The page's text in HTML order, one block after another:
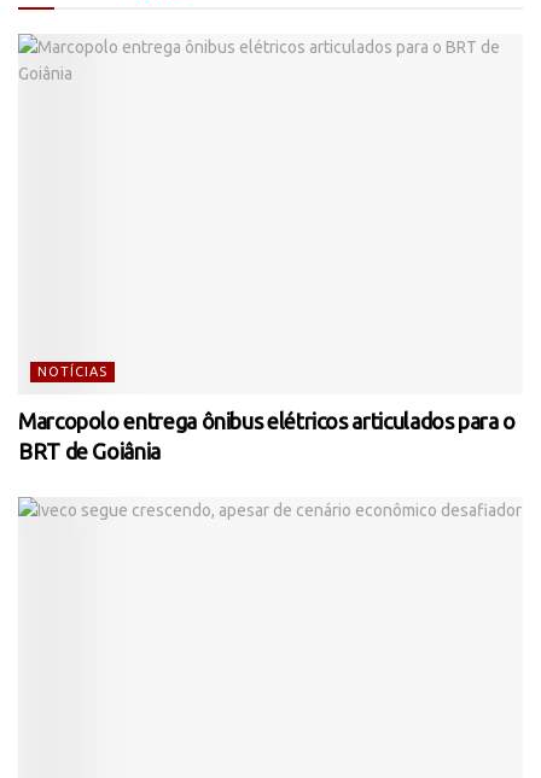
NOTÍCIAS
Marcopolo entrega ônibus elétricos articulados para o
BRT de Goiânia